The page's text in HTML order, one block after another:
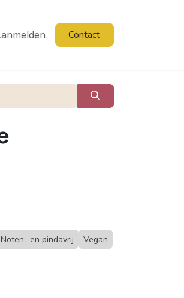
Contact
Noten- en pindavrij
Vegan